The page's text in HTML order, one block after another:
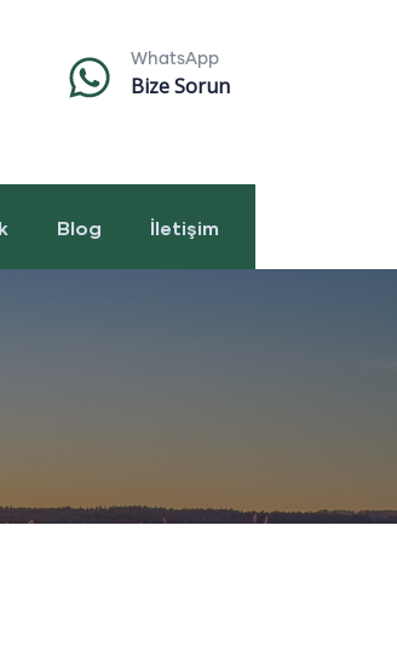
WhatsApp
Bize Sorun
Blog İletişim